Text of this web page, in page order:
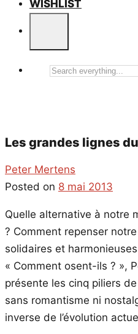
WISHLIST
Search
Les grandes lignes
Peter Mertens
Posted on 8 mai 2013
Quelle alternative à notre
? Comment repenser
solidaires et
« Comment osent-ils ? »,
présente les cinq piliers
sans romantisme ni
inverse de l’évolution